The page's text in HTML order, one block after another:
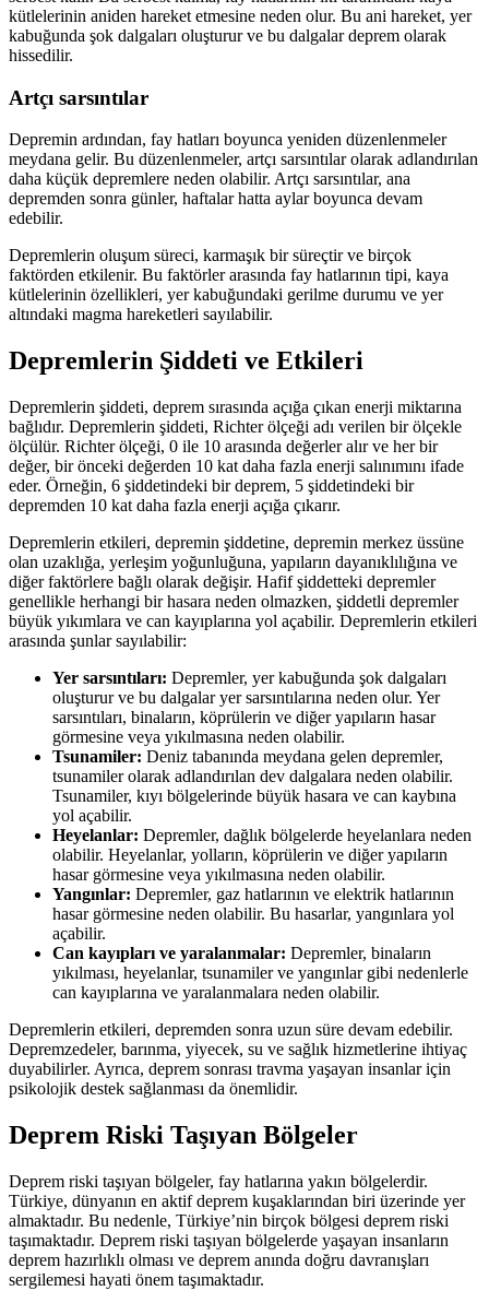
kütlelerinin aniden hareket etmesine neden olur. Bu ani hareket, yer
kabuğunda şok dalgaları oluşturur ve bu dalgalar deprem olarak
hissedilir.
Artçı sarsıntılar
Depremin ardından, fay hatları boyunca yeniden düzenlenmeler
meydana gelir. Bu düzenlenmeler, artçı sarsıntılar olarak adlandırılan
daha küçük depremlere neden olabilir. Artçı sarsıntılar, ana
depremden sonra günler, haftalar hatta aylar boyunca devam
edebilir.
Depremlerin oluşum süreci, karmaşık bir süreçtir ve birçok
faktörden etkilenir. Bu faktörler arasında fay hatlarının tipi, kaya
kütlelerinin özellikleri, yer kabuğundaki gerilme durumu ve yer
altındaki magma hareketleri sayılabilir.
Depremlerin Şiddeti ve Etkileri
Depremlerin şiddeti, deprem sırasında açığa çıkan enerji miktarına
bağlıdır. Depremlerin şiddeti, Richter ölçeği adı verilen bir ölçekle
ölçülür. Richter ölçeği, 0 ile 10 arasında değerler alır ve her bir
değer, bir önceki değerden 10 kat daha fazla enerji salınımını ifade
eder. Örneğin, 6 şiddetindeki bir deprem, 5 şiddetindeki bir
depremden 10 kat daha fazla enerji açığa çıkarır.
Depremlerin etkileri, depremin şiddetine, depremin merkez üssüne
olan uzaklığa, yerleşim yoğunluğuna, yapıların dayanıklılığına ve
diğer faktörlere bağlı olarak değişir. Hafif şiddetteki depremler
genellikle herhangi bir hasara neden olmazken, şiddetli depremler
büyük yıkımlara ve can kayıplarına yol açabilir. Depremlerin etkileri
arasında şunlar sayılabilir:
Yer sarsıntıları: Depremler, yer kabuğunda şok dalgaları
oluşturur ve bu dalgalar yer sarsıntılarına neden olur. Yer
sarsıntıları, binaların, köprülerin ve diğer yapıların hasar
görmesine veya yıkılmasına neden olabilir.
Tsunamiler: Deniz tabanında meydana gelen depremler,
tsunamiler olarak adlandırılan dev dalgalara neden olabilir.
Tsunamiler, kıyı bölgelerinde büyük hasara ve can kaybına
yol açabilir.
Heyelanlar: Depremler, dağlık bölgelerde heyelanlara neden
olabilir. Heyelanlar, yolların, köprülerin ve diğer yapıların
hasar görmesine veya yıkılmasına neden olabilir.
Yangınlar: Depremler, gaz hatlarının ve elektrik hatlarının
hasar görmesine neden olabilir. Bu hasarlar, yangınlara yol
açabilir.
Can kayıpları ve yaralanmalar: Depremler, binaların
yıkılması, heyelanlar, tsunamiler ve yangınlar gibi nedenlerle
can kayıplarına ve yaralanmalara neden olabilir.
Depremlerin etkileri, depremden sonra uzun süre devam edebilir.
Depremzedeler, barınma, yiyecek, su ve sağlık hizmetlerine ihtiyaç
duyabilirler. Ayrıca, deprem sonrası travma yaşayan insanlar için
psikolojik destek sağlanması da önemlidir.
Deprem Riski Taşıyan Bölgeler
Deprem riski taşıyan bölgeler, fay hatlarına yakın bölgelerdir.
Türkiye, dünyanın en aktif deprem kuşaklarından biri üzerinde yer
almaktadır. Bu nedenle, Türkiye’nin birçok bölgesi deprem riski
taşımaktadır. Deprem riski taşıyan bölgelerde yaşayan insanların
deprem hazırlıklı olması ve deprem anında doğru davranışları
sergilemesi hayati önem taşımaktadır.